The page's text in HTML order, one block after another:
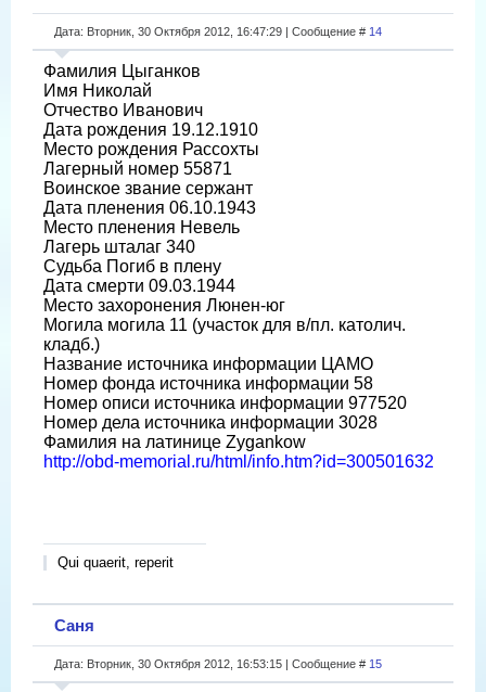
Дата: Вторник, 30 Октября 2012, 16:47:29 | Сообщение # 14
Фамилия Цыганков
Имя Николай
Отчество Иванович
Дата рождения 19.12.1910
Место рождения Рассохты
Лагерный номер 55871
Воинское звание сержант
Дата пленения 06.10.1943
Место пленения Невель
Лагерь шталаг 340
Судьба Погиб в плену
Дата смерти 09.03.1944
Место захоронения Люнен-юг
Могила могила 11 (участок для в/пл. католич.
кладб.)
Название источника информации ЦАМО
Номер фонда источника информации 58
Номер описи источника информации 977520
Номер дела источника информации 3028
Фамилия на латинице Zygankow
http://obd-memorial.ru/html/info.htm?id=300501632
Qui quaerit, reperit
Саня
Дата: Вторник, 30 Октября 2012, 16:53:15 | Сообщение # 15